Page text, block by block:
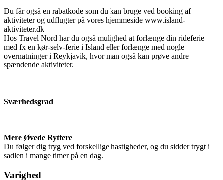
Du får også en rabatkode som du kan bruge ved booking af
aktiviteter og udflugter på vores hjemmeside www.island-
aktiviteter.dk
Hos Travel Nord har du også mulighed at forlænge din rideferie
med fx en kør-selv-ferie i Island eller forlænge med nogle
overnatninger i Reykjavik, hvor man også kan prøve andre
spændende aktiviteter.
Sværhedsgrad
Mere Øvede Ryttere
Du følger dig tryg ved forskellige hastigheder, og du sidder trygt i
sadlen i mange timer på en dag.
Varighed